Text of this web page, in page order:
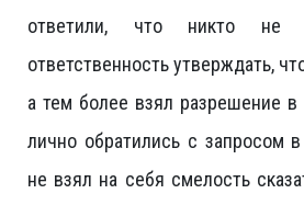
ответили, что никто не
ответственность утверждать,
а тем более взял разрешение
лично обратились с запросом
не взял на себя смелость